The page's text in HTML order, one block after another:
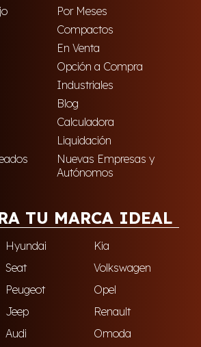
Por Meses
Compactos
En Venta
Opción a Compra
Industriales
Blog
Calculadora
Liquidación
Nuevas Empresas y
Autónomos
TU MARCA IDEAL
Hyundai
Kia
Seat
Volkswagen
Peugeot
Opel
Jeep
Renault
Audi
Omoda